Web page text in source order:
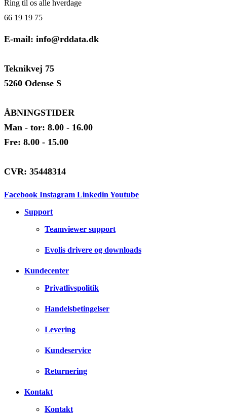
Ring til os alle hverdage
66 19 19 75
E-mail: info@rddata.dk
Teknikvej 75
5260 Odense S
ÅBNINGSTIDER
Man - tor: 8.00 - 16.00
Fre: 8.00 - 15.00
CVR: 35448314
Facebook Instagram Linkedin Youtube
Support
Teamviewer support
Evolis drivere og downloads
Kundecenter
Privatlivspolitik
Handelsbetingelser
Levering
Kundeservice
Returnering
Kontakt
Kontakt